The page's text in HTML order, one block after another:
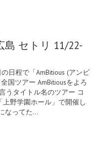
島 セトリ 11/22-
日程で「AmBitious (アンビ
国ツアー AmBitiousをよろ
うタイトル名のツアー コ
野学園ホール」で開催し
なってた…